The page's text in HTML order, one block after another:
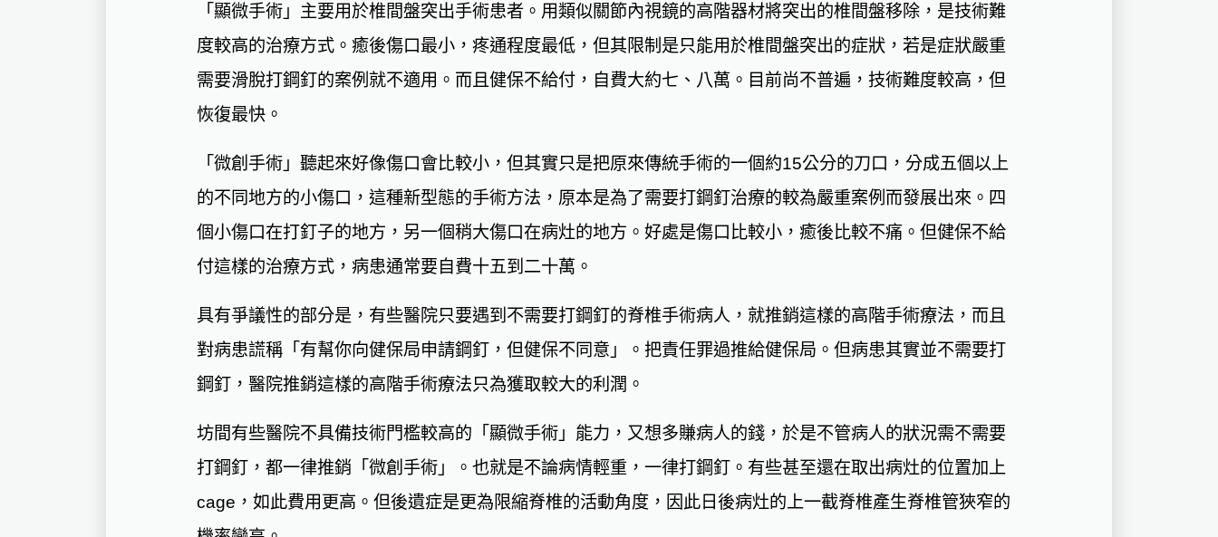
「顯微手術」主要用於椎間盤突出手術患者。用類似關節內視鏡的高階器材將突出的椎間盤移除，是技術難
度較高的治療方式。癒後傷口最小，疼通程度最低，但其限制是只能用於椎間盤突出的症狀，若是症狀嚴重
需要滑脫打鋼釘的案例就不適用。而且健保不給付，自費大約七、八萬。目前尚不普遍，技術難度較高，但
恢復最快。
「微創手術」聽起來好像傷口會比較小，但其實只是把原來傳統手術的一個約15公分的刀口，分成五個以上
的不同地方的小傷口，這種新型態的手術方法，原本是為了需要打鋼釘治療的較為嚴重案例而發展出來。四
個小傷口在打釘子的地方，另一個稍大傷口在病灶的地方。好處是傷口比較小，癒後比較不痛。但健保不給
付這樣的治療方式，病患通常要自費十五到二十萬。
具有爭議性的部分是，有些醫院只要遇到不需要打鋼釘的脊椎手術病人，就推銷這樣的高階手術療法，而且
對病患謊稱「有幫你向健保局申請鋼釘，但健保不同意」。把責任罪過推給健保局。但病患其實並不需要打
鋼釘，醫院推銷這樣的高階手術療法只為獲取較大的利潤。
坊間有些醫院不具備技術門檻較高的「顯微手術」能力，又想多賺病人的錢，於是不管病人的狀況需不需要
打鋼釘，都一律推銷「微創手術」。也就是不論病情輕重，一律打鋼釘。有些甚至還在取出病灶的位置加上
cage，如此費用更高。但後遺症是更為限縮脊椎的活動角度，因此日後病灶的上一截脊椎產生脊椎管狹窄的